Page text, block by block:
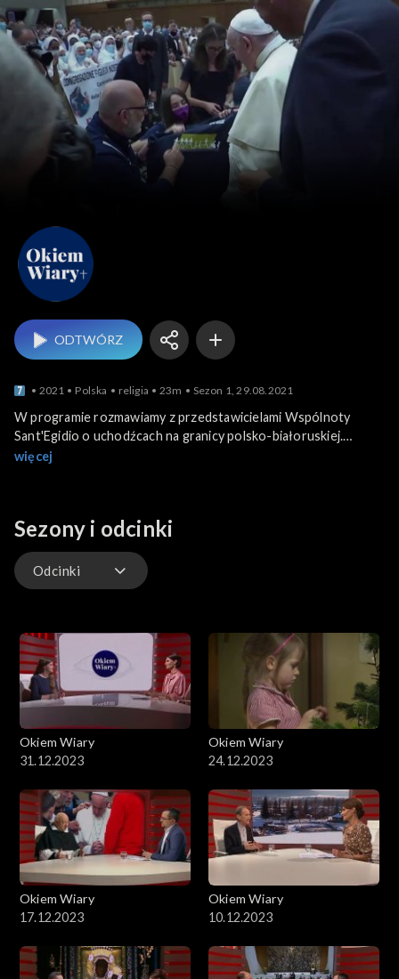
Okiem Wiary
ODTWÓRZ
2021 Polska religia 23m Sezon 1, 29.08.2021
W programie rozmawiamy z przedstawicielami Wspólnoty
Sant'Egidio o uchodźcach na granicy polsko-białoruskiej.
Powiemy o wpływie klimatu na życie dzieci w najbiedniejszych
świecie.
więcej
Sezony i odcinki
Odcinki
Okiem Wiary
31.12.2023
Okiem Wiary
24.12.2023
Okiem Wiary
17.12.2023
Okiem Wiary
10.12.2023